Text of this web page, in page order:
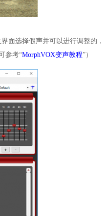
面选择假声并可以进行调整的，
参考“MorphVOX变声教程”）